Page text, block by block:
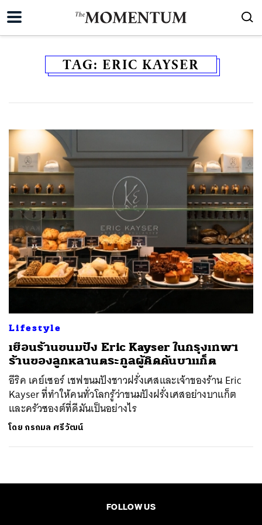
TAG: ERIC KAYSER
Lifestyle
เยือนร้านขนมปัง Eric Kayser ในกรุงเทพฯ
ร้านของลูกหลานตระกูลผู้คิดค้นบาแก็ต
อีริค เคย์เซอร์ เชฟขนมปังชาวฝรั่งเศสและเจ้าของร้าน Eric
Kayser ที่ทำให้คนทั่วโลกรู้ว่าขนมปังฝรั่งเศสอย่างบาแก็ต
และครัวซองต์ที่ดีมันเป็นอย่างไร
โดย กรกมล ศรีวัฒน์
FOLLOW US
ค้นหา
TWEET LINE